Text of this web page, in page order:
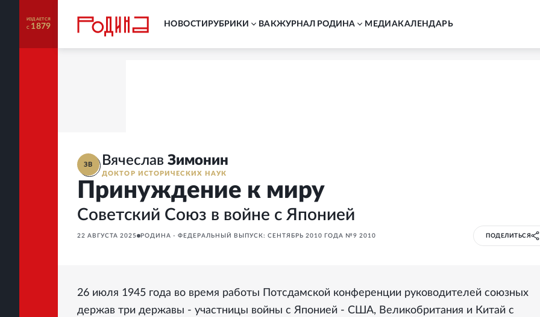
ИЗДАЕТСЯ
С 1879 НОВОСТИ РУБРИКИ ВАКЖУРНАЛ РОДИНА MЕДИА КАЛЕНДАРЬ
ЗВ Вячеслав Зимонин
ДОКТОР ИСТОРИЧЕСКИХ НАУК
Принуждение к миру
Советский Союз в войне с Японией
22 АВГУСТА 2025 РОДИНА - ФЕДЕРАЛЬНЫЙ ВЫПУСК: СЕНТЯБРЬ 2010 ГОДА №9 2010 ПОДЕЛИТЬСЯ
26 июля 1945 года во время работы Потсдамской конференции руководителей союзных
держав три державы - участницы войны с Японией - США, Великобритания и Китай с